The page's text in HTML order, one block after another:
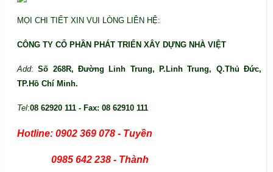
MỌI CHI TIẾT XIN VUI LÒNG LIÊN HỆ:
CÔNG TY CỔ PHẦN PHÁT TRIỂN XÂY DỰNG NHÀ VIỆT
Add:Số 268R, Đường Linh Trung, P.Linh Trung, Q.Thủ Đức,
TP.Hồ Chí Minh.
Tel:08 62920 111 - Fax: 08 62910 111
Hotline: 0902 369 078 - Tuyền
0985 642 238 - Thành